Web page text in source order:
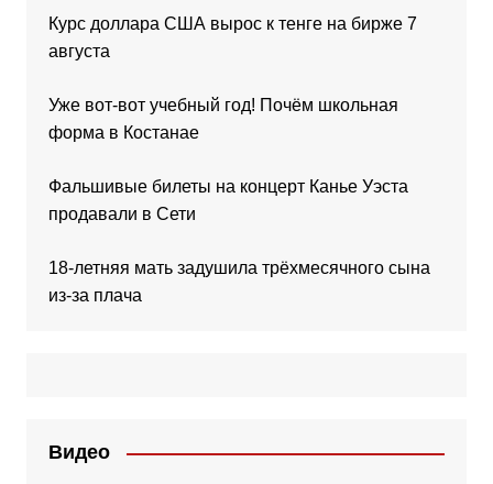
Курс доллара США вырос к тенге на бирже 7
августа
Уже вот-вот учебный год! Почём школьная
форма в Костанае
Фальшивые билеты на концерт Канье Уэста
продавали в Сети
18-летняя мать задушила трёхмесячного сына
из-за плача
Видео